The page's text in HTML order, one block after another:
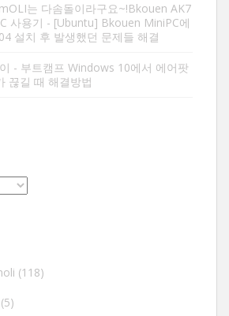
는 다솜돌이라구요~!Bkouen AK7
사용기 - [Ubuntu] Bkouen MiniPC에
설치 후 발생했던 문제들 해결
- 부트캠프 Windows 10에서 에어팟
끊길 때 해결방법
(118)
(5)